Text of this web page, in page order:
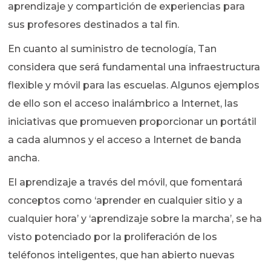
aprendizaje y compartición de experiencias para
sus profesores destinados a tal fin.
En cuanto al suministro de tecnología, Tan
considera que será fundamental una infraestructura
flexible y móvil para las escuelas. Algunos ejemplos
de ello son el acceso inalámbrico a Internet, las
iniciativas que promueven proporcionar un portátil
a cada alumnos y el acceso a Internet de banda
ancha.
El aprendizaje a través del móvil, que fomentará
conceptos como ‘aprender en cualquier sitio y a
cualquier hora’ y ‘aprendizaje sobre la marcha’, se ha
visto potenciado por la proliferación de los
teléfonos inteligentes, que han abierto nuevas